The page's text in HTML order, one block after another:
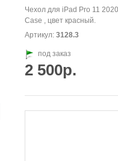
Чехол для iPad Pro 11
Case , цвет красный.
Артикул: 3128.3
под заказ
2 500р.